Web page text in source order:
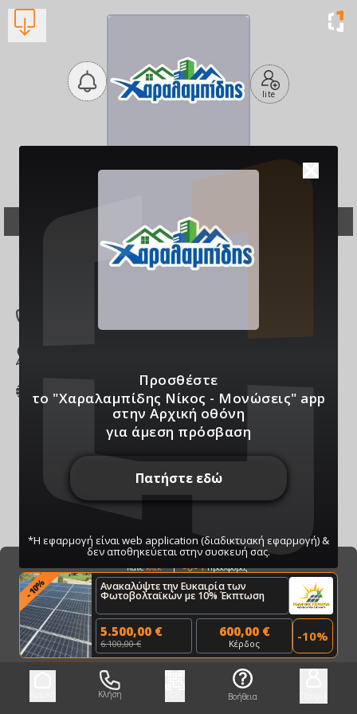
lite
Χαραλαμπίδης Νίκος -
Μονώσεις
Βλέπουν τώρα:1
charalabidismonosi
s.4ty.gr
ΠΑΤΗΣΤΕ ΓΙΑ ΝΑ ΛΑΒΕΤΕ ΕΙΔΟΠΟΙΗΣΕΙΣ
ΜΑΣ
Μπορείτε να κάνετε ανά πάσα στιγμή σίγαση/
ενεργοποίηση μέσω του κουμπιού
Κάνεκλικ
Bazaar
1Προσφορές
-
10% Ανακαλύψτε την Ευκαιρία των
Φωτοβολταϊκών με 10% Έκπτωση
5.500,00 €
6.100,00 €
600,00 €
Κέρδος -10%
Κλήση Βοήθεια
Προσθέστε
το "Χαραλαμπίδης Νίκος - Μονώσεις" app
στην Αρχική οθόνη
για άμεση πρόσβαση
Πατήστε εδώ
*Η εφαρμογή είναι web application (διαδικτυακή εφαρμογή) &
δεν αποθηκεύεται στην συσκευή σας.